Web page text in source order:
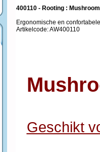
400110 - Rooting :
Ergonomische en
Artikelcode: AW400110
Geschikt